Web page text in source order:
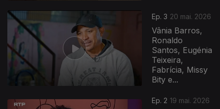
Ep. 3 20 mai. 2026
Vânia Barros,
Ronaldo
Santos, Eugénia
Teixeira,
Fabrícia, Missy
Bity e...
Ep. 2 19 mai. 2026
930001